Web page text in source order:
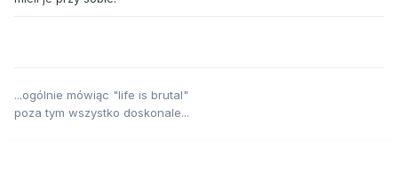
...ogólnie mówiąc "life is brutal"
poza tym wszystko doskonale...